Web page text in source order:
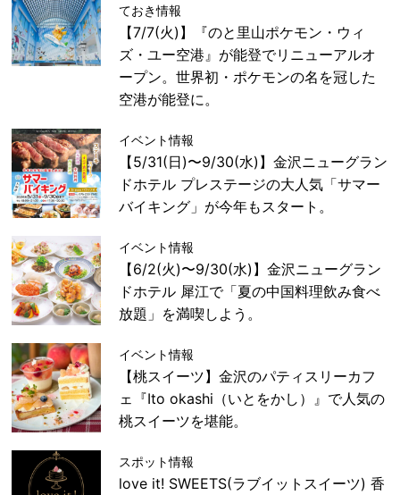
ておき情報
【7/7(火)】『のと里山ポケモン・ウィ
ズ・ユー空港』が能登でリニューアルオ
ープン。世界初・ポケモンの名を冠した
空港が能登に。
イベント情報
【5/31(日)〜9/30(水)】金沢ニューグラン
ドホテル プレステージの大人気「サマー
バイキング」が今年もスタート。
イベント情報
【6/2(火)〜9/30(水)】金沢ニューグラン
ドホテル 犀江で「夏の中国料理飲み食べ
放題」を満喫しよう。
イベント情報
【桃スイーツ】金沢のパティスリーカフ
ェ『Ito okashi（いとをかし）』で人気の
桃スイーツを堪能。
スポット情報
love it! SWEETS(ラブイットスイーツ) 香